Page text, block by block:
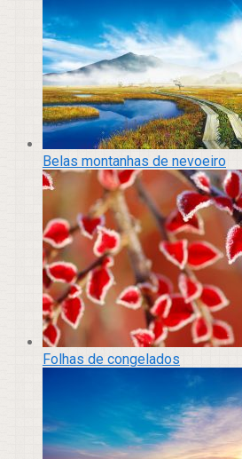
Belas montanhas de nevoeiro
Folhas de congelados